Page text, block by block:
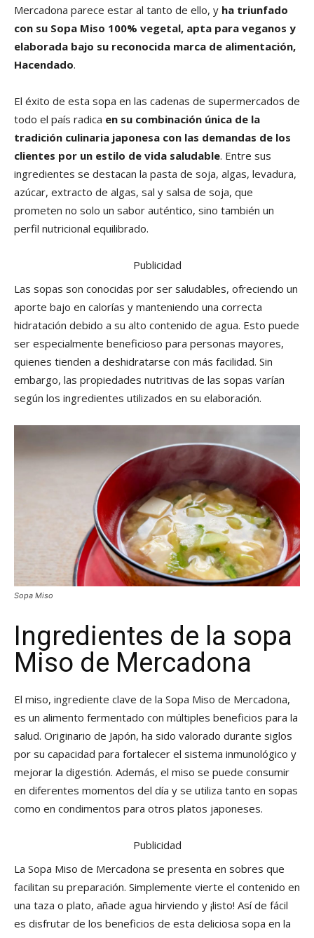
Mercadona parece estar al tanto de ello, y ha triunfado
con su Sopa Miso 100% vegetal, apta para veganos y
elaborada bajo su reconocida marca de alimentación,
Hacendado.
El éxito de esta sopa en las cadenas de supermercados de
todo el país radica en su combinación única de la
tradición culinaria japonesa con las demandas de los
clientes por un estilo de vida saludable. Entre sus
ingredientes se destacan la pasta de soja, algas, levadura,
azúcar, extracto de algas, sal y salsa de soja, que
prometen no solo un sabor auténtico, sino también un
perfil nutricional equilibrado.
Publicidad
Las sopas son conocidas por ser saludables, ofreciendo un
aporte bajo en calorías y manteniendo una correcta
hidratación debido a su alto contenido de agua. Esto puede
ser especialmente beneficioso para personas mayores,
quienes tienden a deshidratarse con más facilidad. Sin
embargo, las propiedades nutritivas de las sopas varían
según los ingredientes utilizados en su elaboración.
Sopa Miso
Ingredientes de la sopa
Miso de Mercadona
El miso, ingrediente clave de la Sopa Miso de Mercadona,
es un alimento fermentado con múltiples beneficios para la
salud. Originario de Japón, ha sido valorado durante siglos
por su capacidad para fortalecer el sistema inmunológico y
mejorar la digestión. Además, el miso se puede consumir
en diferentes momentos del día y se utiliza tanto en sopas
como en condimentos para otros platos japoneses.
Publicidad
La Sopa Miso de Mercadona se presenta en sobres que
facilitan su preparación. Simplemente vierte el contenido en
una taza o plato, añade agua hirviendo y ¡listo! Así de fácil
es disfrutar de los beneficios de esta deliciosa sopa en la